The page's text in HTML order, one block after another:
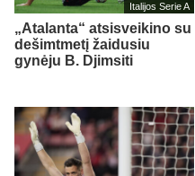
Italijos Serie A
„Atalanta“ atsisveikino su
dešimtmetį žaidusiu
gynėju B. Djimsiti